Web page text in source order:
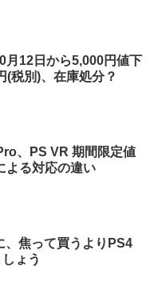
月12日から5,000円値下
(税別)、在庫処分？
、PS VR 期間限定値
よる対応の違い
、焦って買うよりPS4
ょう